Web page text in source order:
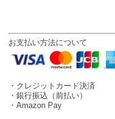
お支払い方法について
・クレジットカード決済
・銀行振込（前払い）
・Amazon Pay